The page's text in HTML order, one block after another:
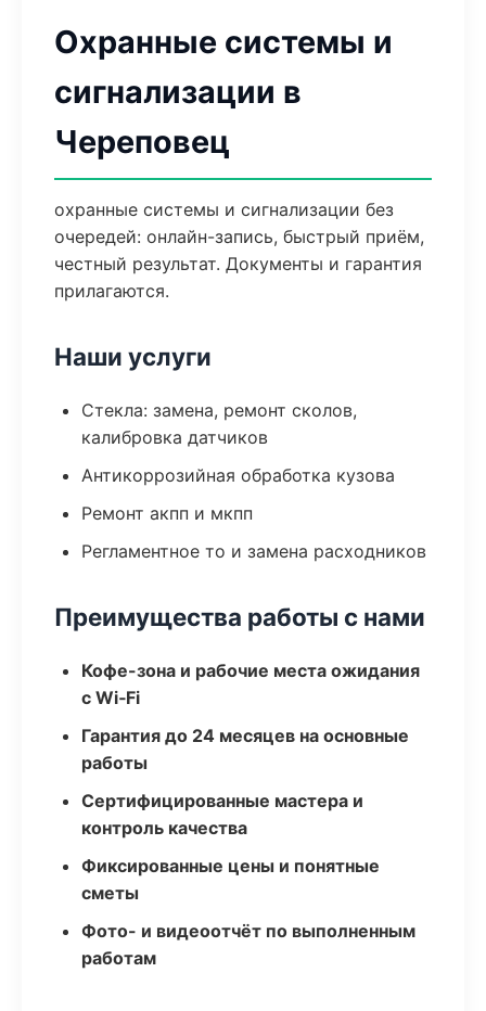
Охранные системы и
сигнализации в
Череповец
охранные системы и сигнализации без
очередей: онлайн-запись, быстрый приём,
честный результат. Документы и гарантия
прилагаются.
Наши услуги
Стекла: замена, ремонт сколов,
калибровка датчиков
Антикоррозийная обработка кузова
Ремонт акпп и мкпп
Регламентное то и замена расходников
Преимущества работы с нами
Кофе-зона и рабочие места ожидания
с Wi‑Fi
Гарантия до 24 месяцев на основные
работы
Сертифицированные мастера и
контроль качества
Фиксированные цены и понятные
сметы
Фото- и видеоотчёт по выполненным
работам